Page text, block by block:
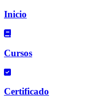
Inicio
Cursos
Certificado